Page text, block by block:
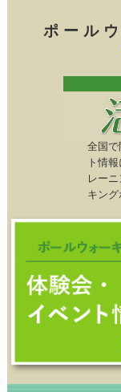
ポール
全国で
ト情
レー
キング